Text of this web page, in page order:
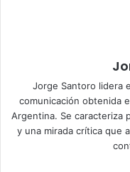
Jorge Santoro lidera
comunicación obtenida
Argentina. Se caracteriza
y una mirada crítica que